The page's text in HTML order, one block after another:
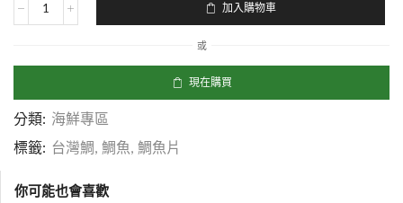
加入購物車
或
現在購買
分類: 海鮮專區
標籤: 台灣鯛, 鯛魚, 鯛魚片
你可能也會喜歡